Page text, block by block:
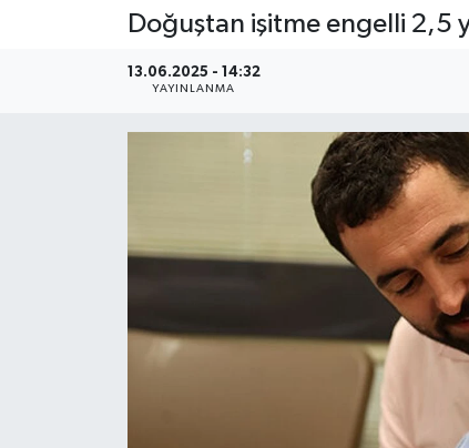
Doğuştan işitme engelli 2,5
13.06.2025 - 14:32
YAYINLANMA
Hava Durumu
Haber Arşivi